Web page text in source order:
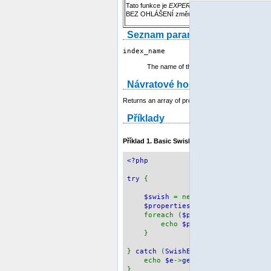
Tato funkce je EXPERIMENTÁLNÍ
. Chování
BEZ OHLÁŠENÍ změnit. Berte to v úvahu a
Seznam parametrů
index_name
The name of the index file.
Návratové hodnoty
Returns an array of properties for the given index.
Příklady
Příklad 1. Basic Swish->getPropertyList()
<?php
try {
$swish = new
$properties
foreach ( $properties
echo $prop
}
} catch (SwishException $e
echo $e ->getMessage
}